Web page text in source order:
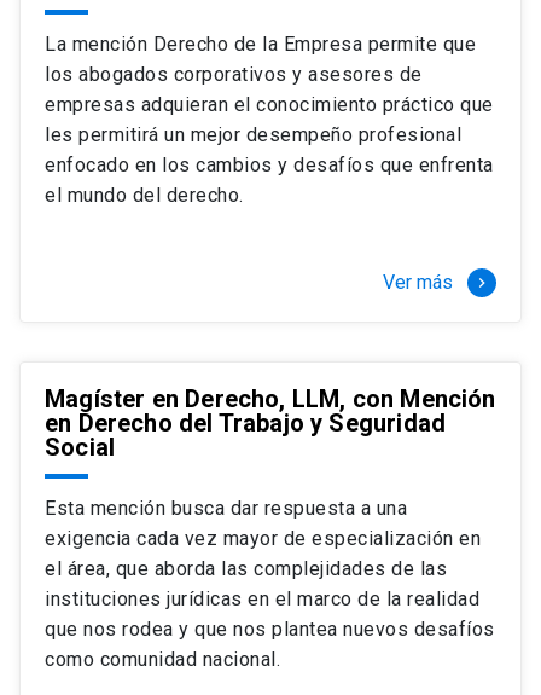
La mención Derecho de la Empresa permite que
los abogados corporativos y asesores de
empresas adquieran el conocimiento práctico que
les permitirá un mejor desempeño profesional
enfocado en los cambios y desafíos que enfrenta
el mundo del derecho.
Ver más keyboard_arrow_right
Magíster en Derecho, LLM, con Mención
en Derecho del Trabajo y Seguridad
Social
Esta mención busca dar respuesta a una
exigencia cada vez mayor de especialización en
el área, que aborda las complejidades de las
instituciones jurídicas en el marco de la realidad
que nos rodea y que nos plantea nuevos desafíos
como comunidad nacional.